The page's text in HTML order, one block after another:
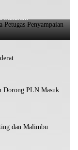
Jasa Petugas
Mataram
Dorong PLN Masuk
dan Malimbu